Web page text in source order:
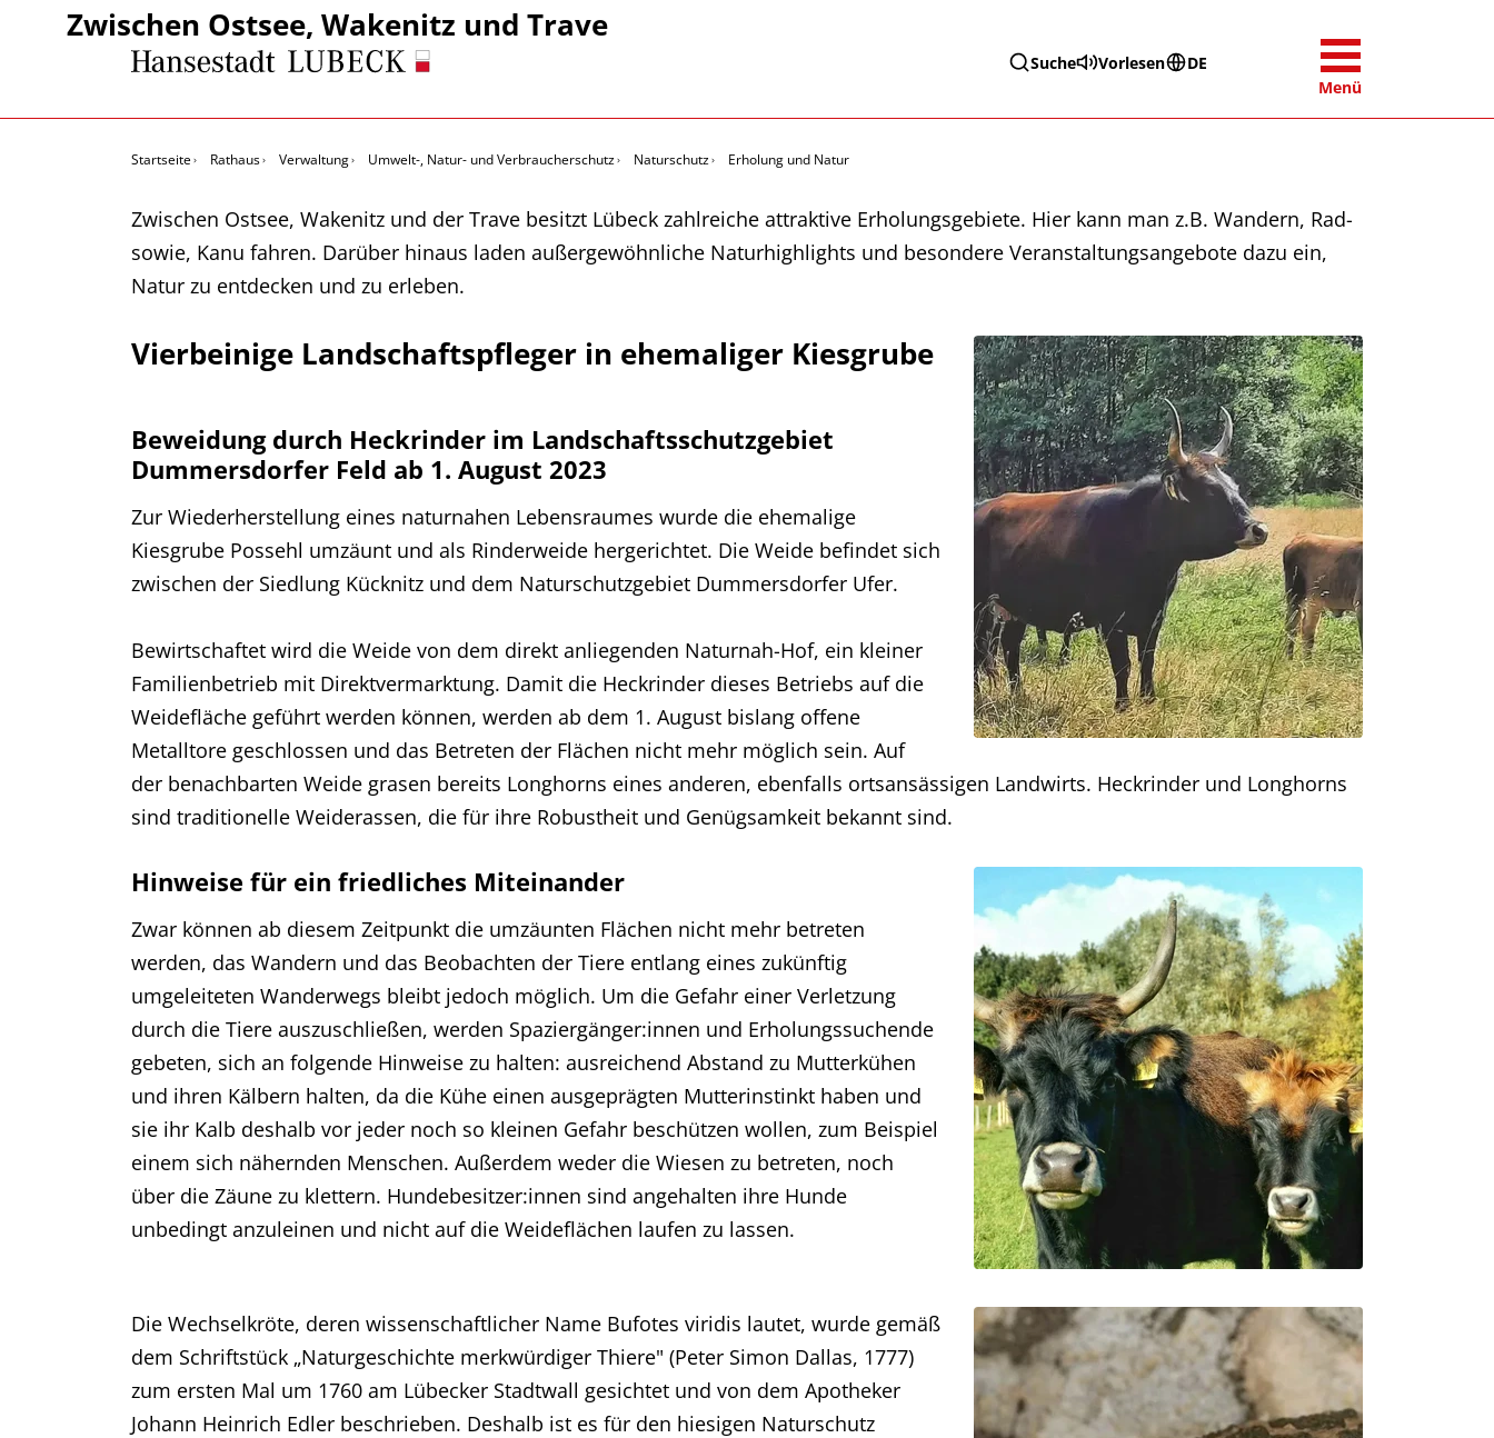
Suche Vorlesen
DE
Menü
Zwischen Ostsee, Wakenitz und Trave
Startseite Rathaus Verwaltung Umwelt-, Natur- und Verbraucherschutz Naturschutz Erholung und Natur
Zwischen Ostsee, Wakenitz und der Trave besitzt Lübeck zahlreiche attraktive Erholungsgebiete. Hier kann man z.B. Wandern, Rad-
sowie, Kanu fahren. Darüber hinaus laden außergewöhnliche Naturhighlights und besondere Veranstaltungsangebote dazu ein,
Natur zu entdecken und zu erleben.
Vierbeinige Landschaftspfleger in ehemaliger Kiesgrube
Beweidung durch Heckrinder im Landschaftsschutzgebiet
Dummersdorfer Feld ab 1. August 2023
Zur Wiederherstellung eines naturnahen Lebensraumes wurde die ehemalige
Kiesgrube Possehl umzäunt und als Rinderweide hergerichtet. Die Weide befindet sich
zwischen der Siedlung Kücknitz und dem Naturschutzgebiet Dummersdorfer Ufer.
Bewirtschaftet wird die Weide von dem direkt anliegenden Naturnah-Hof, ein kleiner
Familienbetrieb mit Direktvermarktung. Damit die Heckrinder dieses Betriebs auf die
Weidefläche geführt werden können, werden ab dem 1. August bislang offene
Metalltore geschlossen und das Betreten der Flächen nicht mehr möglich sein. Auf
der benachbarten Weide grasen bereits Longhorns eines anderen, ebenfalls ortsansässigen Landwirts. Heckrinder und Longhorns
sind traditionelle Weiderassen, die für ihre Robustheit und Genügsamkeit bekannt sind.
Hinweise für ein friedliches Miteinander
Zwar können ab diesem Zeitpunkt die umzäunten Flächen nicht mehr betreten
werden, das Wandern und das Beobachten der Tiere entlang eines zukünftig
umgeleiteten Wanderwegs bleibt jedoch möglich. Um die Gefahr einer Verletzung
durch die Tiere auszuschließen, werden Spaziergänger:innen und Erholungssuchende
gebeten, sich an folgende Hinweise zu halten: ausreichend Abstand zu Mutterkühen
und ihren Kälbern halten, da die Kühe einen ausgeprägten Mutterinstinkt haben und
sie ihr Kalb deshalb vor jeder noch so kleinen Gefahr beschützen wollen, zum Beispiel
einem sich nähernden Menschen. Außerdem weder die Wiesen zu betreten, noch
über die Zäune zu klettern. Hundebesitzer:innen sind angehalten ihre Hunde
unbedingt anzuleinen und nicht auf die Weideflächen laufen zu lassen.
Die Wechselkröte, deren wissenschaftlicher Name Bufotes viridis lautet, wurde gemäß
dem Schriftstück „Naturgeschichte merkwürdiger Thiere" (Peter Simon Dallas, 1777)
zum ersten Mal um 1760 am Lübecker Stadtwall gesichtet und von dem Apotheker
Johann Heinrich Edler beschrieben. Deshalb ist es für den hiesigen Naturschutz